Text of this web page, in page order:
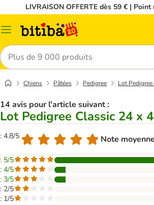
LIVRAISON OFFERTE dès 59 € |
Menu
Rechercher
Chiens Pâtées Pedigree Lot
14 avis pour l'article suivant :
Lot Pedigree Classic 24 x
: 4.8/5 Note
: 5/5
: 4/5
: 3/5
: 2/5
: 1/5